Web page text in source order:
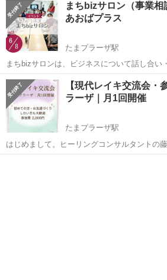
まちbizサロン（事業
あおばプラス
たまプラーザ駅
まちbizサロンは、ビジネスについて話し合い
員の集いの場です。 ２号店となる新施設「ま
で開催します！ ＜開催概要＞ ◆日時
神奈川 横浜市 たまプラーザ駅 ワ
【現代レイキ交流会・
ラーザ｜月1回開催
たまプラーザ駅
はじめまして。ヒーリングコンサルタントの
ヒーリングってちょっと気になる…」 「瞑想